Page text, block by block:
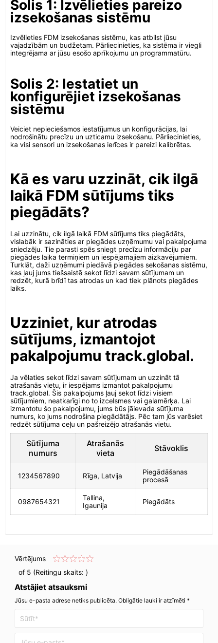
Solis 1: Izvēlieties pareizo
izsekošanas sistēmu
Izvēlieties FDM izsekošanas sistēmu, kas atbilst jūsu
vajadzībām un budžetam. Pārliecinieties, ka sistēma ir viegli
integrējama ar jūsu esošo aprīkojumu un programmatūru.
Solis 2: Iestatiet un
konfigurējiet izsekošanas
sistēmu
Veiciet nepieciešamos iestatījumus un konfigurācijas, lai
nodrošinātu precīzu un uzticamu izsekošanu. Pārliecinieties,
ka visi sensori un izsekošanas ierīces ir pareizi kalibrētas.
Kā es varu uzzināt, cik ilgā
laikā FDM sūtījums tiks
piegādāts?
Lai uzzinātu, cik ilgā laikā FDM sūtījums tiks piegādāts,
vislabāk ir sazināties ar piegādes uzņēmumu vai pakalpojuma
sniedzēju. Tie parasti spēs sniegt precīzu informāciju par
piegādes laika termiņiem un iespējamajiem aizkavējumiem.
Turklāt, daži uzņēmumi piedāvā piegādes sekošanas sistēmu,
kas ļauj jums tiešsaistē sekot līdzi savam sūtījumam un
redzēt, kurā brīdī tas atrodas un kad tiek plānots piegādes
laiks.
Uzziniet, kur atrodas
sūtījums, izmantojot
pakalpojumu track.global.
Ja vēlaties sekot līdzi savam sūtījumam un uzzināt tā
atrašanās vietu, ir iespējams izmantot pakalpojumu
track.global. Šis pakalpojums ļauj sekot līdzi visiem
sūtījumiem, neatkarīgi no to izcelsmes vai galamērķa. Lai
izmantotu šo pakalpojumu, jums būs jāievada sūtījuma
numurs, ko jums nodrošina piegādātājs. Pēc tam jūs varēsiet
redzēt sūtījuma ceļu un pašreizējo atrašanās vietu.
Sūtījuma
numurs
Atrašanās
vieta
Stāvoklis
1234567890 Rīga, Latvija
Piegādāšanas
procesā
0987654321
Tallina,
Igaunija
Piegādāts
Vērtējums
of 5 (Reitingu skaits: )
Atstājiet atsauksmi
Jūsu e-pasta adrese netiks publicēta. Obligātie lauki ir atzīmēti *